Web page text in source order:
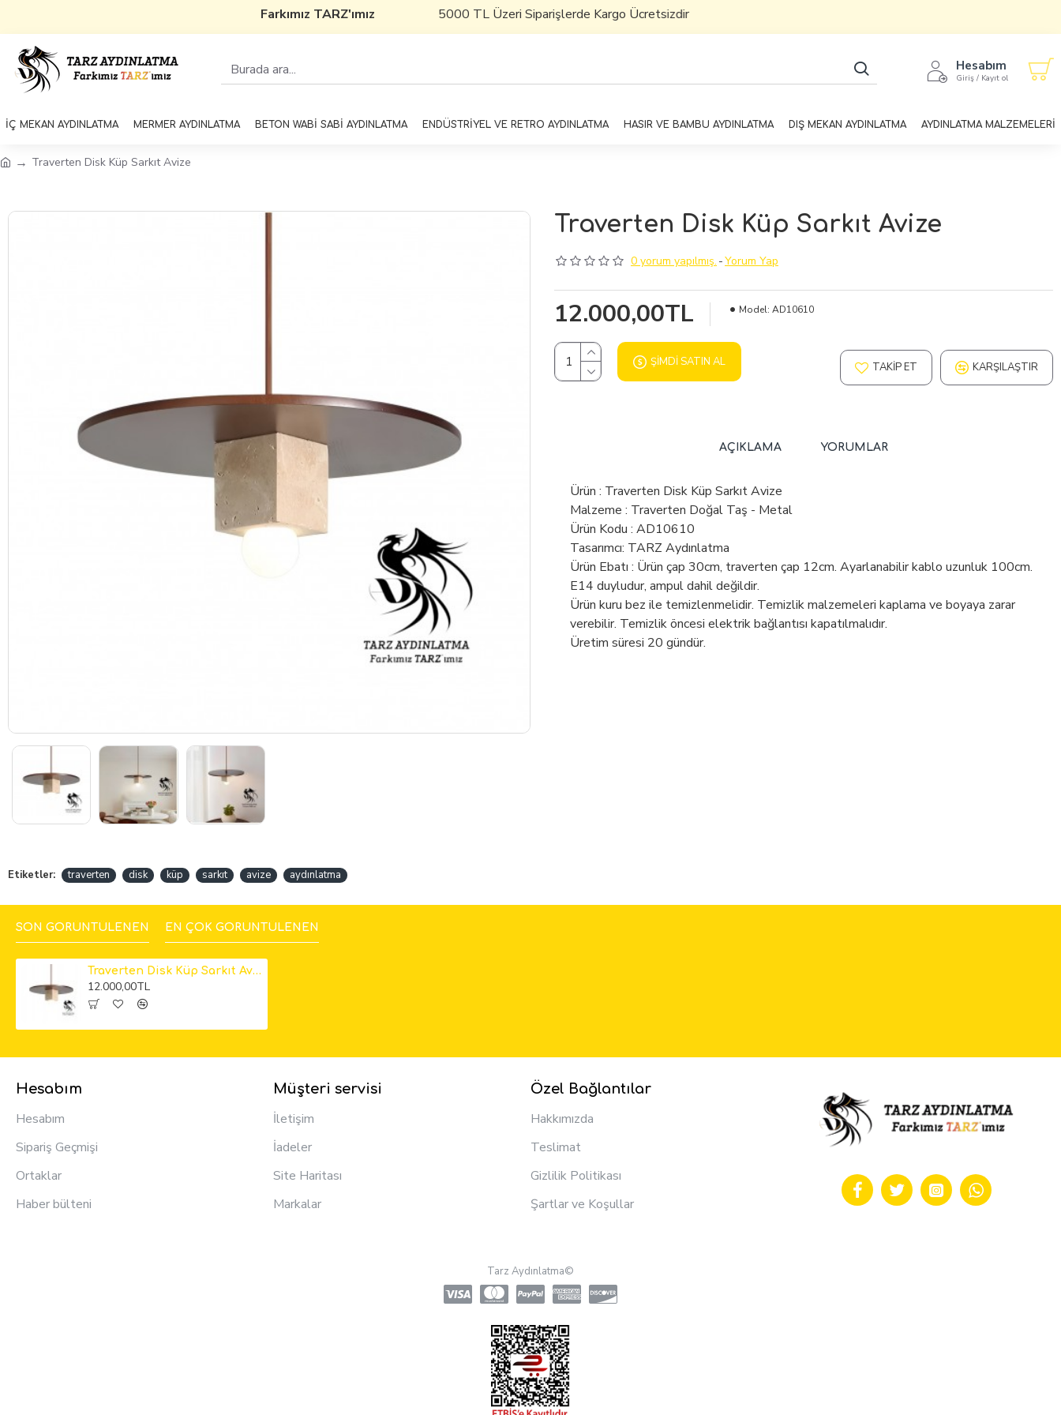
Farkımız TARZ'ımız5000 TL Üzeri Siparişlerde Kargo Ücretsizdir
Hesabım
Giriş / Kayıt ol
İÇ MEKAN AYDINLATMA MERMER AYDINLATMA BETON WABİ SABİ AYDINLATMA ENDÜSTRİYEL VE RETRO AYDINLATMA HASIR VE BAMBU AYDINLATMA DIŞ MEKAN AYDINLATMA AYDINLATMA MALZEMELERİ
Traverten Disk Küp Sarkıt Avize
Traverten Disk Küp Sarkıt Avize
0 yorum yapılmış. -Yorum Yap
12.000,00TL Model: AD10610
ŞIMDI SATIN AL TAKIP ET KARŞILAŞTIR
AÇIKLAMA YORUMLAR
Ürün : Traverten Disk Küp Sarkıt Avize
Malzeme : Traverten Doğal Taş - Metal
Ürün Kodu : AD10610
Tasarımcı: TARZ Aydınlatma
Ürün Ebatı : Ürün çap 30cm, traverten çap 12cm. Ayarlanabilir kablo uzunluk 100cm.
E14 duyludur, ampul dahil değildir.
Ürün kuru bez ile temizlenmelidir. Temizlik malzemeleri kaplama ve boyaya zarar
verebilir. Temizlik öncesi elektrik bağlantısı kapatılmalıdır.
Üretim süresi 20 gündür.
Etiketler: traverten disk küp sarkıt avize aydınlatma
SON GÖRÜNTÜLENEN EN ÇOK GÖRÜNTÜLENEN
Traverten Disk Küp Sarkıt Avize
12.000,00TL
Hesabım
Hesabım
Sipariş Geçmişi
Ortaklar
Haber bülteni
Müşteri servisi
İletişim
İadeler
Site Haritası
Markalar
Özel Bağlantılar
Hakkımızda
Teslimat
Gizlilik Politikası
Şartlar ve Koşullar
Tarz Aydınlatma©